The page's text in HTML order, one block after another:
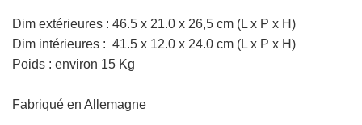
Dim extérieures : 46.5 x 21.0 x 26,5 cm (L x P x H)
Dim intérieures : 41.5 x 12.0 x 24.0 cm (L x P x H)
Poids : environ 15 Kg
Fabriqué en Allemagne